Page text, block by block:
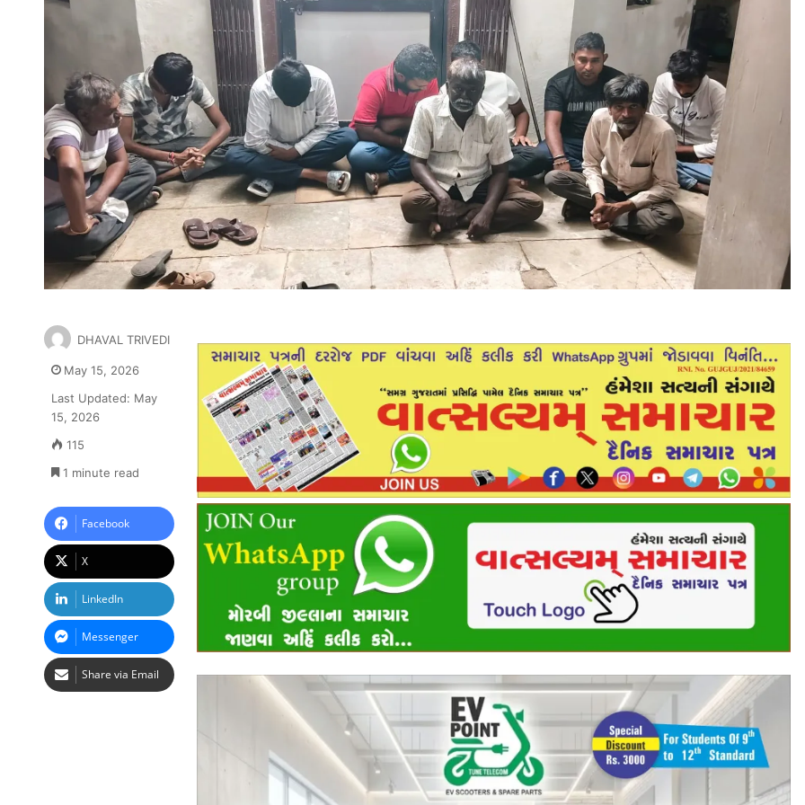
DHAVAL TRIVEDI
May 15, 2026
Last Updated: May
15, 2026
115
1 minute read
Facebook
X
LinkedIn
Messenger
Share via Email